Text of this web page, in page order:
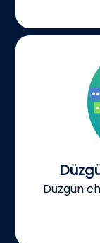
Düzgün